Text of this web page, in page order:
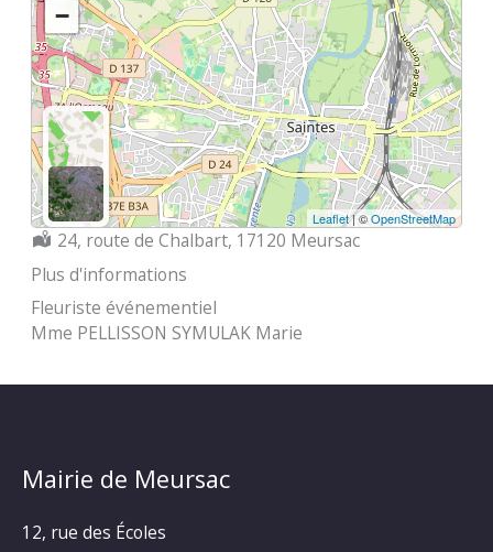
−
Leaflet| ©OpenStreetMap
Localisation :
24, route de Chalbart, 17120 Meursac
Plus d'informations
Fleuriste événementiel
Mme PELLISSON SYMULAK Marie
Mairie de Meursac
12, rue des Écoles